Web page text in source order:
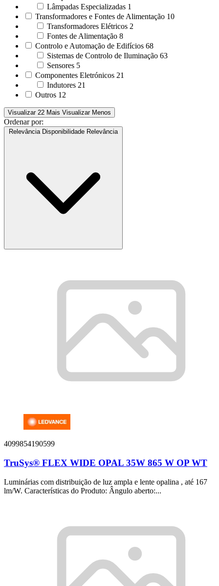
Lâmpadas Especializadas 1
Transformadores e Fontes de Alimentação 10
Transformadores Elétricos 2
Fontes de Alimentação 8
Controlo e Automação de Edifícios 68
Sistemas de Controlo de Iluminação 63
Sensores 5
Componentes Eletrónicos 21
Indutores 21
Outros 12
Visualizar 22 Mais Visualizar Menos
Ordenar por:
Relevância Disponibilidade Relevância
4099854190599
TruSys® FLEX WIDE OPAL 35W 865 W OP WT
Luminárias com distribuição de luz ampla e lente opalina , até 167
lm/W. Características do Produto: Ângulo aberto:...